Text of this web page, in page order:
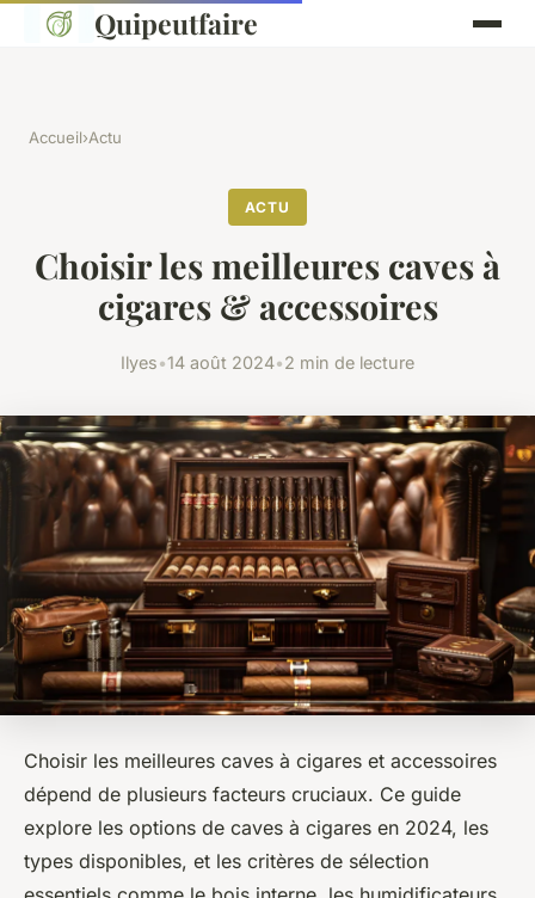
Quipeutfaire
Accueil›Actu
ACTU
Choisir les meilleures caves à
cigares & accessoires
Ilyes•14 août 2024•2 min de lecture
Choisir les meilleures caves à cigares et accessoires
dépend de plusieurs facteurs cruciaux. Ce guide
explore les options de caves à cigares en 2024, les
types disponibles, et les critères de sélection